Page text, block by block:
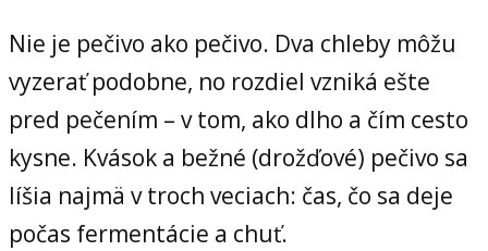
Nie je pečivo ako pečivo. Dva chleby môžu
vyzerať podobne, no rozdiel vzniká ešte
pred pečením – v tom, ako dlho a čím cesto
kysne. Kvások a bežné (drožďové) pečivo sa
líšia najmä v troch veciach: čas, čo sa deje
počas fermentácie a chuť.